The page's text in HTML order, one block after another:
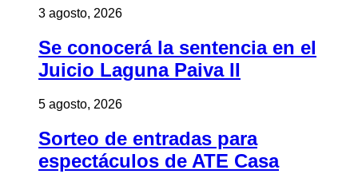
3 agosto, 2026
Se conocerá la sentencia en el
Juicio Laguna Paiva II
5 agosto, 2026
Sorteo de entradas para
espectáculos de ATE Casa